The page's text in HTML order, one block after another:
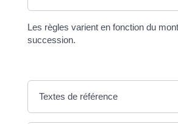
Les règles varient en fonction du
succession.
Textes de référence